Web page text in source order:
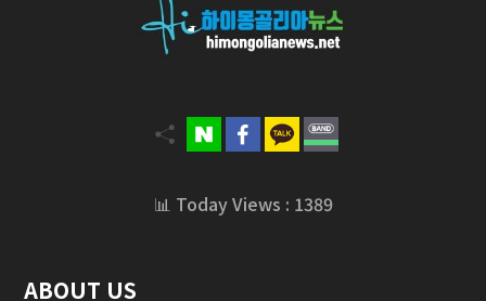
📊 Today Views : 1389
ABOUT US